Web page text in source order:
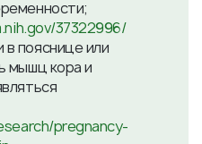
37322996/
пояснице или
мышц кора и
pregnancy-